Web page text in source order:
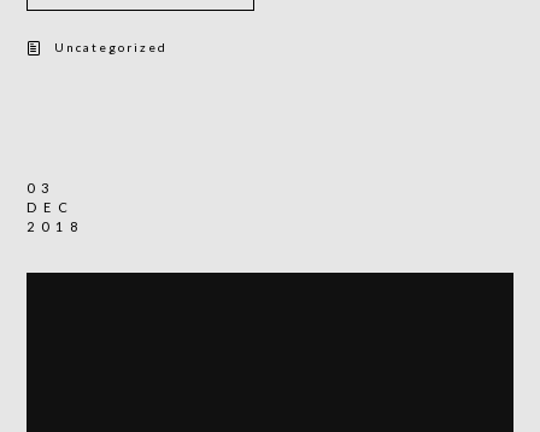
Uncategorized
03
DEC
2018